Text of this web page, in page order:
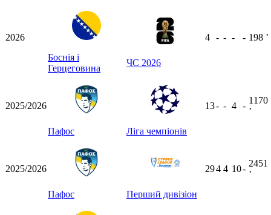
2026
Боснія і
Герцеговина
ЧС 2026
4 - - - - 198 ʼ
2025/2026
Пафос Ліга чемпіонів
13- - 4 -
1170
ʼ
2025/2026
Пафос Перший дивізіон
294 4 10-
2451
ʼ